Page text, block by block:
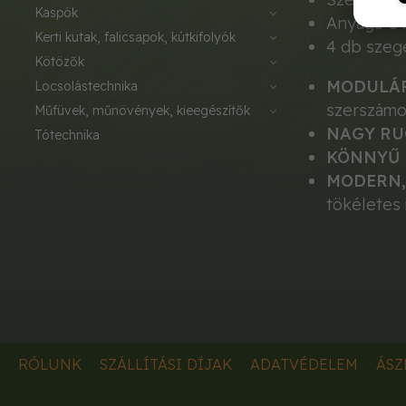
Anyaga
4 db
NAGY
KÖNNYŰ
tökéletes
kaspók
kerti kutak, falicsapok, kútkifolyók
kötözők
locsolástechnika
műfüvek, műnövények, kieegészítők
tótechnika
RÓLUNK SZÁLLÍTÁSI DÍJAK ADATVÉDELEM